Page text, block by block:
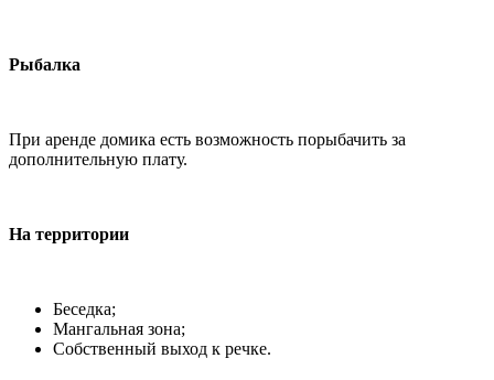
Рыбалка
При аренде домика есть возможность порыбачить за
дополнительную плату.
На территории
Беседка;
Мангальная зона;
Собственный выход к речке.